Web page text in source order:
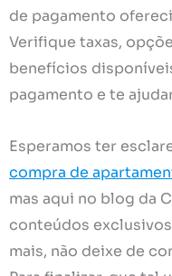
de pagamento
Verifique taxas,
benefícios
pagamento e te
Esperamos ter
compra de
mas aqui no blog da
conteúdos
mais, não deixe de